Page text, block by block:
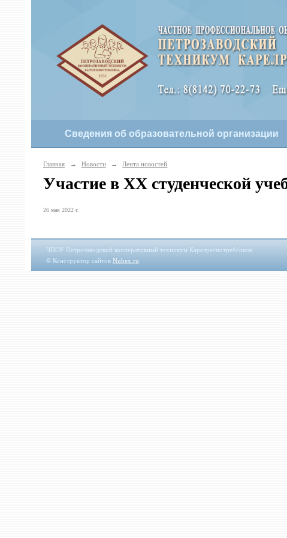
Сведения об образовательной организации
Главная → Новости → Лента новостей
Участие в XX студенческой
26 мая 2022 г.
ЧПОУ Петрозаводский кооперативный техникум Карелреспотребсоюза
© Конструктор сайтовNubex.ru